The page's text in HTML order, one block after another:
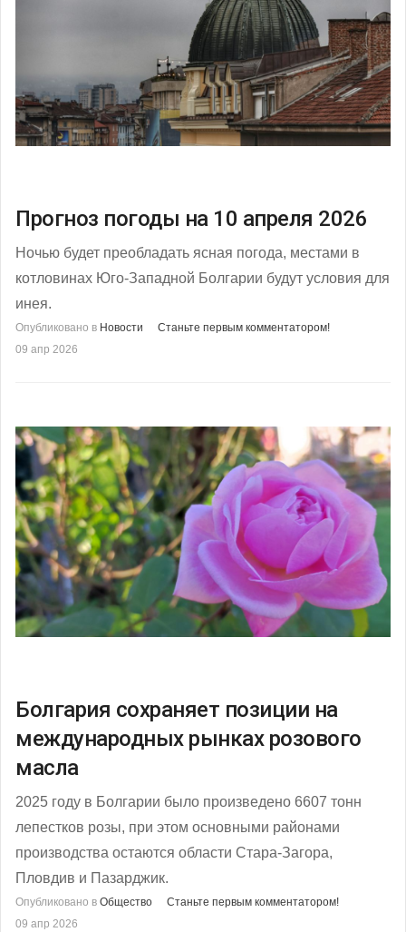
Прогноз погоды на 10 апреля 2026
Ночью будет преобладать ясная погода, местами в
котловинах Юго-Западной Болгарии будут условия для
инея.
Опубликовано в Новости
Станьте первым комментатором!
09 апр 2026
Болгария сохраняет позиции на
международных рынках розового
масла
2025 году в Болгарии было произведено 6607 тонн
лепестков розы, при этом основными районами
производства остаются области Стара-Загора,
Пловдив и Пазарджик.
Опубликовано в Общество
Станьте первым комментатором!
09 апр 2026